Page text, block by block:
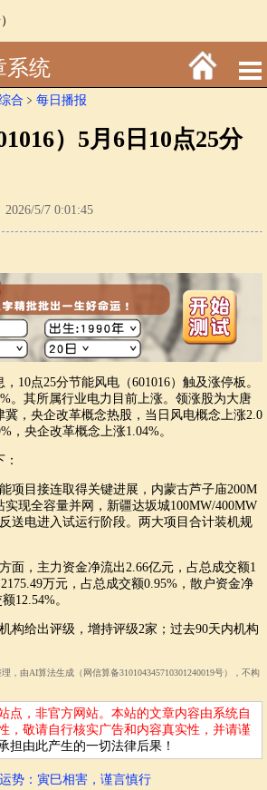
系统
合 ﹥ 每日播报
）5月6日10点25分
5/7 0:01:45
10点25分节能风电（601016）触及涨停板。
。其所属行业电力目前上涨。领涨股为大唐
，央企改革概念热股，当日风电概念上涨2.0
，央企改革概念上涨1.04%。
项目接连取得关键进展，内蒙古芦子庙200M
实现全容量并网，新疆达坂城100MW/400MW
送电进入试运行阶段。两大项目合计装机规
面，主力资金净流出2.66亿元，占总成交额1
万元，占总成交额0.95%，散户资金净
12.54%。
构给出评级，增持评级2家；过去90天内机构
，由AI算法生成（网信算备310104345710301240019号），不构
点，非官方网站。本站的文章内容由系统自
，敬请自行核实广告和内容真实性，并请谨
担由此产生的一切法律后果！
势：寅巳相害，谨言慎行